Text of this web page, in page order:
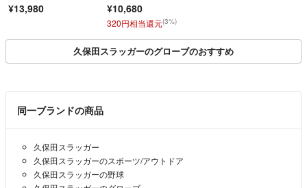
¥13,980 ¥10,680
320円相当還元(3%)
久保田スラッガーのグローブのおすすめ
同一ブランドの商品
久保田スラッガー
久保田スラッガーのスポーツ/アウトドア
久保田スラッガーの野球